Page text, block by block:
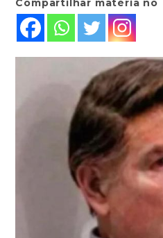
Compartilhar matéria no